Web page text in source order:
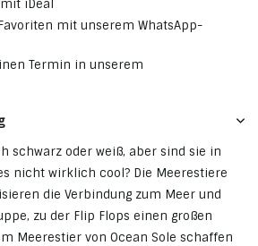
iDeal
mit unserem WhatsApp-
Termin in unserem
schwarz oder weiß, aber sind sie in
nicht wirklich cool? Die Meerestiere
die Verbindung zum Meer und
zu der Flip Flops einen großen
Meerestier von Ocean Sole schaffen